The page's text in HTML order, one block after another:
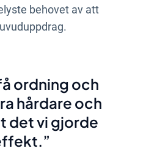
behovet av att
ordning och
hårdare och
det vi gjorde